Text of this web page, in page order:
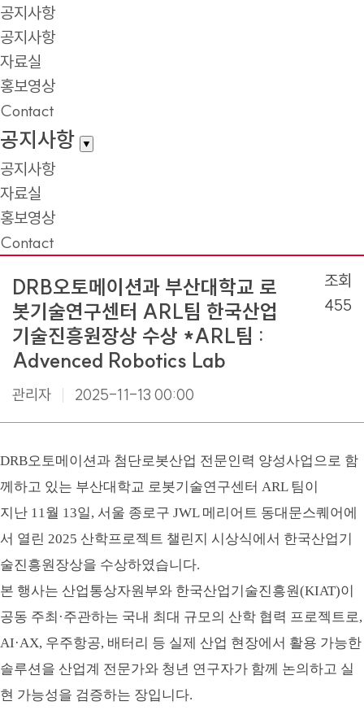
공지사항
공지사항
자료실
홍보영상
Contact
공지사항 ▼
공지사항
자료실
홍보영상
Contact
DRB오토메이션과 부산대학교 로
봇기술연구센터 ARL팀 한국산업
기술진흥원장상 수상 *ARL팀 :
Advenced Robotics Lab
조회
455
관리자 2025-11-13 00:00
DRB오토메이션과 첨단로봇산업 전문인력 양성사업으로 함
께하고 있는 부산대학교 로봇기술연구센터 ARL 팀이
지난 11월 13일, 서울 종로구 JWL 메리어트 동대문스퀘어에
서 열린 2025 산학프로젝트 챌린지 시상식에서 한국산업기
술진흥원장상을 수상하였습니다.
본 행사는 산업통상자원부와 한국산업기술진흥원(KIAT)이
공동 주최·주관하는 국내 최대 규모의 산학 협력 프로젝트로,
AI·AX, 우주항공, 배터리 등 실제 산업 현장에서 활용 가능한
솔루션을 산업계 전문가와 청년 연구자가 함께 논의하고 실
현 가능성을 검증하는 장입니다.